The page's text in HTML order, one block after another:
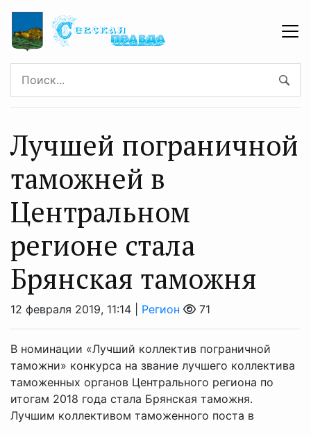
Лучшей пограничной
таможней в
Центральном
регионе стала
Брянская таможня
12 февраля 2019, 11:14 | Регион 71
В номинации «Лучший коллектив пограничной
таможни» конкурса на звание лучшего коллектива
таможенных органов Центрального региона по
итогам 2018 года стала Брянская таможня.
Лучшим коллективом таможенного поста в